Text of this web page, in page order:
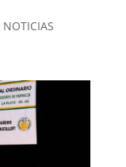
NOTICIAS